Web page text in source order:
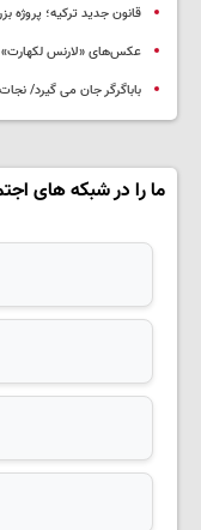
قانون جدید ترکیه؛ پروژه
عکس‌های «لارنس
باباگرگر جان می گیرد/
ما را در شبکه های